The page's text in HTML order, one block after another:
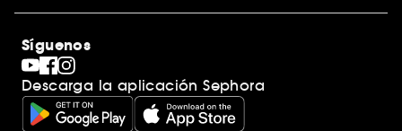
Descubrir Sephora
Código promocional Sephora
Rebajas
San Valentín
Día del Padre
Premio Sephora
Día de la Madre
Calendario Adviento
Síguenos
Descarga la aplicación Sephora